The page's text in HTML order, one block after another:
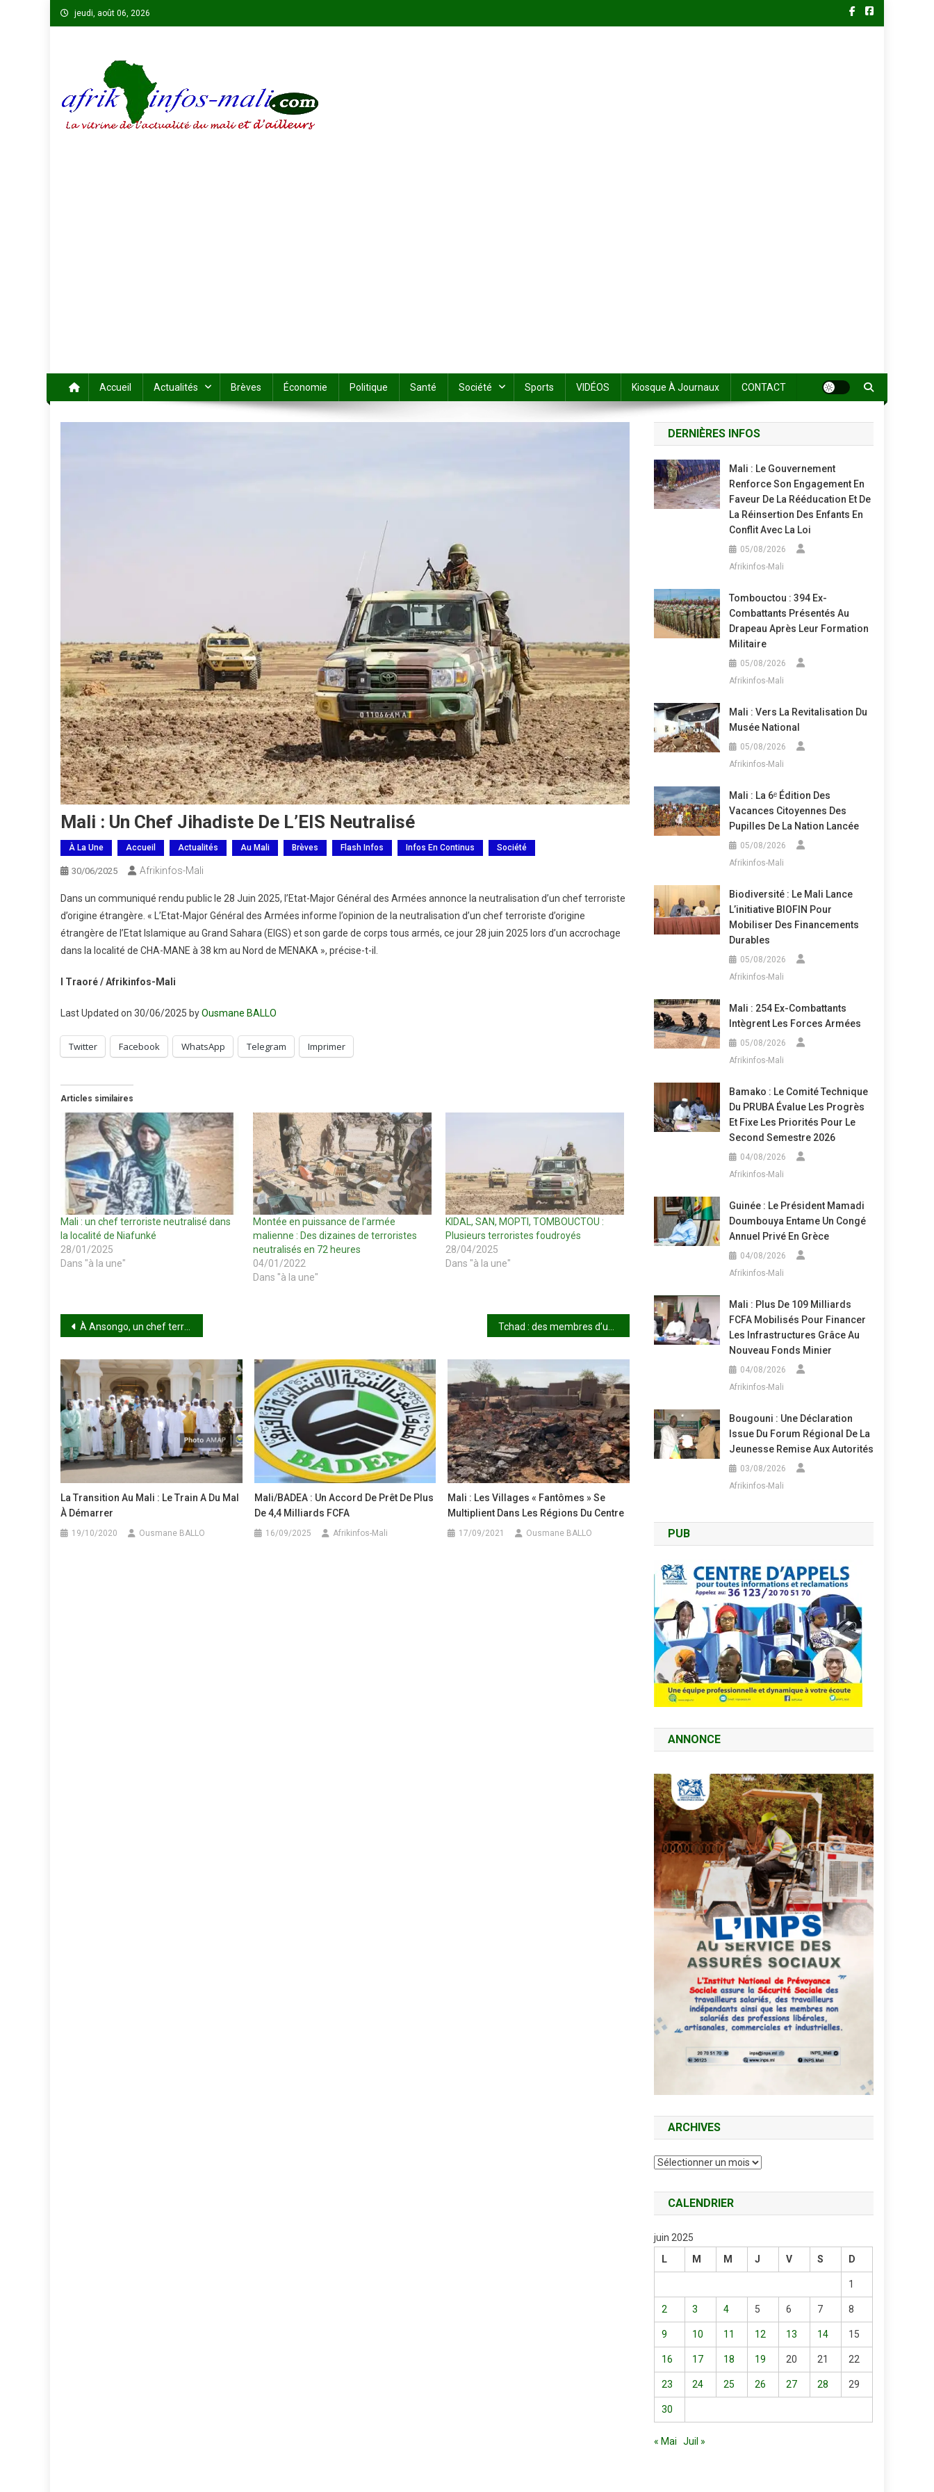
Skip
to
jeudi, août 06, 2026
Accueil Actualités Brèves Économie Politique Santé Société Sports VIDÉOS Kiosque À Journaux CONTACT
Mali : Un Chef Jihadiste De L’EIS Neutralisé
À La Une Accueil Actualités Au Mali Brèves Flash Infos Infos En Continus Société
30/06/2025 Afrikinfos-Mali
Dans un communiqué rendu public le 28 Juin 2025, l’Etat-Major Général des Armées annonce la neutralisation d’un chef terroriste
d’origine étrangère. « L’Etat-Major Général des Armées informe l’opinion de la neutralisation d’un chef terroriste d’origine
étrangère de l’Etat Islamique au Grand Sahara (EIGS) et son garde de corps tous armés, ce jour 28 juin 2025 lors d’un accrochage
dans la localité de CHA-MANE à 38 km au Nord de MENAKA », précise-t-il.
I Traoré / Afrikinfos-Mali
Last Updated on 30/06/2025 byOusmane BALLO
Twitter Facebook WhatsApp Telegram Imprimer
Articles similaires
Mali : un chef terroriste neutralisé dans
la localité de Niafunké
28/01/2025
Dans "à la une"
Montée en puissance de l’armée
malienne : Des dizaines de terroristes
neutralisés en 72 heures
04/01/2022
Dans "à la une"
KIDAL, SAN, MOPTI, TOMBOUCTOU :
Plusieurs terroristes foudroyés
28/04/2025
Dans "à la une"
Navigation
de
l’article
À Ansongo, un chef terroriste et ses éléments se sont rendus aux FAMa
La Transition Au Mali : Le Train A Du Mal
À Démarrer
19/10/2020 Ousmane BALLO
Mali/BADEA : Un Accord De Prêt De Plus
De 4,4 Milliards FCFA
16/09/2025 Afrikinfos-Mali
Mali : Les Villages « Fantômes » Se
Multiplient Dans Les Régions Du Centre
17/09/2021 Ousmane BALLO
DERNIÈRES INFOS
Mali : Le Gouvernement
Renforce Son Engagement En
Faveur De La Rééducation Et De
La Réinsertion Des Enfants En
Conflit Avec La Loi
05/08/2026
Afrikinfos-Mali
Tombouctou : 394 Ex-
Combattants Présentés Au
Drapeau Après Leur Formation
Militaire
05/08/2026
Afrikinfos-Mali
Mali : Vers La Revitalisation Du
Musée National
05/08/2026
Afrikinfos-Mali
Mali : La 6ᵉ Édition Des
Vacances Citoyennes Des
Pupilles De La Nation Lancée
05/08/2026
Afrikinfos-Mali
Biodiversité : Le Mali Lance
L’initiative BIOFIN Pour
Mobiliser Des Financements
Durables
05/08/2026
Afrikinfos-Mali
Mali : 254 Ex-Combattants
Intègrent Les Forces Armées
05/08/2026
Afrikinfos-Mali
Bamako : Le Comité Technique
Du PRUBA Évalue Les Progrès
Et Fixe Les Priorités Pour Le
Second Semestre 2026
04/08/2026
Afrikinfos-Mali
Guinée : Le Président Mamadi
Doumbouya Entame Un Congé
Annuel Privé En Grèce
04/08/2026
Afrikinfos-Mali
Mali : Plus De 109 Milliards
FCFA Mobilisés Pour Financer
Les Infrastructures Grâce Au
Nouveau Fonds Minier
04/08/2026
Afrikinfos-Mali
Bougouni : Une Déclaration
Issue Du Forum Régional De La
Jeunesse Remise Aux Autorités
03/08/2026
Afrikinfos-Mali
PUB
ANNONCE
ARCHIVES
Archives
CALENDRIER
juin 2025
L
M M J V S D
1
2 3 4 5 6 7 8
9 10 11 12 13 14 15
16 17 18 19 20 21 22
23 24 25 26 27 28 29
30
« Mai Juil »